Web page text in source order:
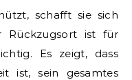
schafft sie sich
Rückzugsort ist für
Es zeigt, dass
ist, sein gesamtes